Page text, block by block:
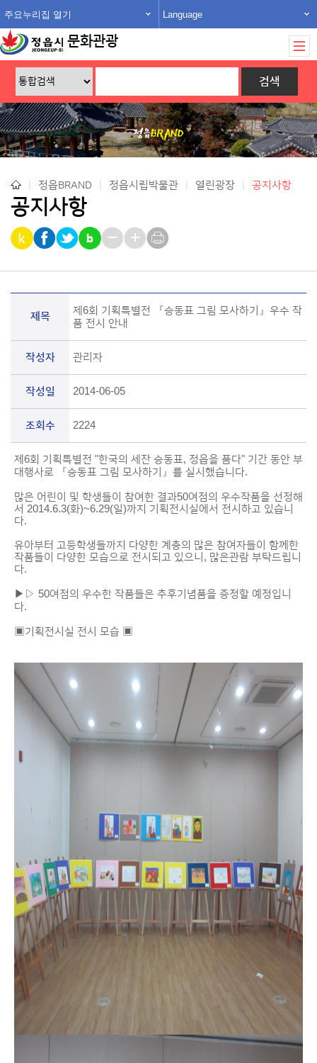
주요누리집 열기 Language
문화관광
정읍BRAND 정읍시립박물관 열린광장 공지사항
공지사항
제목
제6회 기획특별전 『승동표 그림 모사하기』우수 작
품 전시 안내
작성자 관리자
작성일 2014-06-05
조회수 2224
제6회 기획특별전 "한국의 세잔 승동표, 정읍을 품다" 기간 동안 부
대행사로 『승동표 그림 모사하기』를 실시했습니다.
많은 어린이 및 학생들이 참여한 결과50여점의 우수작품을 선정해
서 2014.6.3(화)~6.29(일)까지 기획전시실에서 전시하고 있습니
다.
유아부터 고등학생들까지 다양한 계층의 많은 참여자들이 함께한
작품들이 다양한 모습으로 전시되고 있으니, 많은관람 부탁드립니
다.
▶▷ 50여점의 우수한 작품들은 추후기념품을 증정할 예정입니
다.
▣기획전시실 전시 모습 ▣